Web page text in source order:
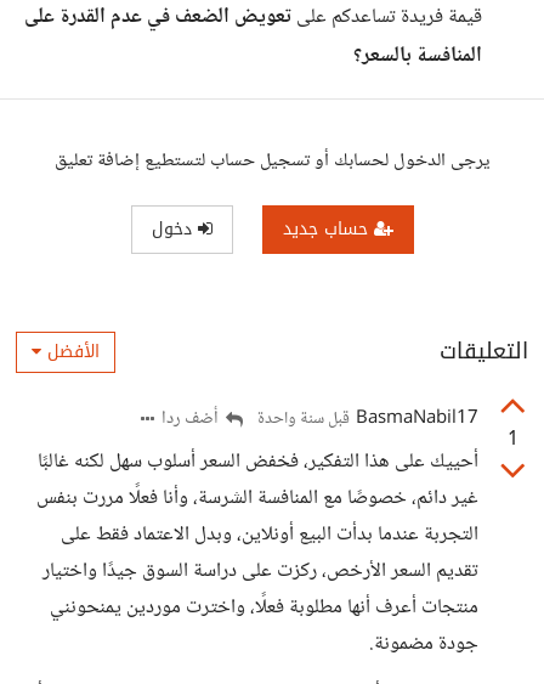
قيمة فريدة تساعدكم علىتعويض الضعف في عدم القدرة على
المنافسة بالسعر؟
يرجى الدخول لحسابك أو تسجيل حساب لتستطيع إضافة تعليق
حساب جديد دخول
التعليقات الأفضل
1
BasmaNabil17 قبل سنة واحدة أضف ردا
أحييك على هذا التفكير، فخفض السعر أسلوب سهل لكنه غالبًا
غير دائم، خصوصًا مع المنافسة الشرسة، وأنا فعلًا مررت بنفس
التجربة عندما بدأت البيع أونلاين، وبدل الاعتماد فقط على
تقديم السعر الأرخص، ركزت على دراسة السوق جيدًا واختيار
منتجات أعرف أنها مطلوبة فعلًا، واخترت موردين يمنحونني
جودة مضمونة.